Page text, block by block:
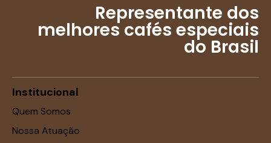
Representante dos
melhores cafés especiais
do Brasil
Institucional
Quem Somos
Nossa Atuação